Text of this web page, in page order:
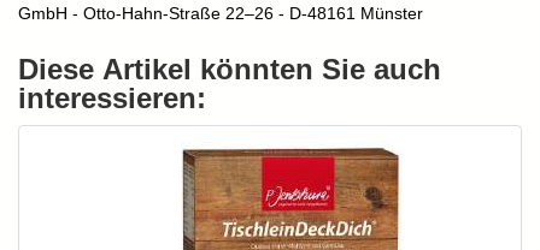
GmbH - Otto-Hahn-Straße 22–26 - D-48161 Münster
Diese Artikel könnten Sie auch
interessieren: